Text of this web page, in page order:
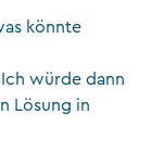
könnte
würde dann
Lösung in